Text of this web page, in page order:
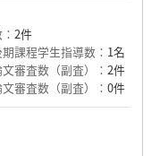
2件
課程学生指導数： 1名
審査数（副査）： 2件
審査数（副査）： 0件